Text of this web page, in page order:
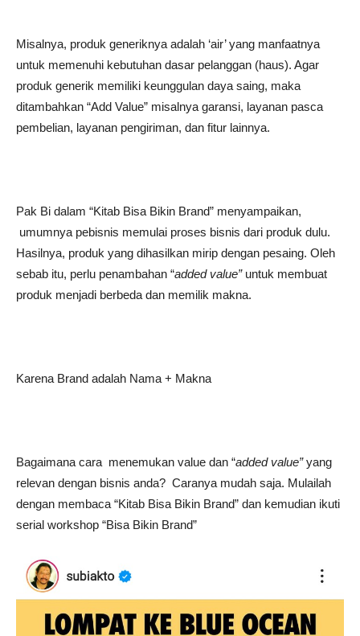
Misalnya, produk generiknya adalah ‘air’ yang manfaatnya
untuk memenuhi kebutuhan dasar pelanggan (haus). Agar
produk generik memiliki keunggulan daya saing, maka
ditambahkan “Add Value” misalnya garansi, layanan pasca
pembelian, layanan pengiriman, dan fitur lainnya.
Pak Bi dalam “Kitab Bisa Bikin Brand” menyampaikan,
umumnya pebisnis memulai proses bisnis dari produk dulu.
Hasilnya, produk yang dihasilkan mirip dengan pesaing. Oleh
sebab itu, perlu penambahan “added value” untuk membuat
produk menjadi berbeda dan memilik makna.
Karena Brand adalah Nama + Makna
Bagaimana cara menemukan value dan “added value”yang
relevan dengan bisnis anda? Caranya mudah saja. Mulailah
dengan membaca “Kitab Bisa Bikin Brand” dan kemudian ikuti
serial workshop “Bisa Bikin Brand”